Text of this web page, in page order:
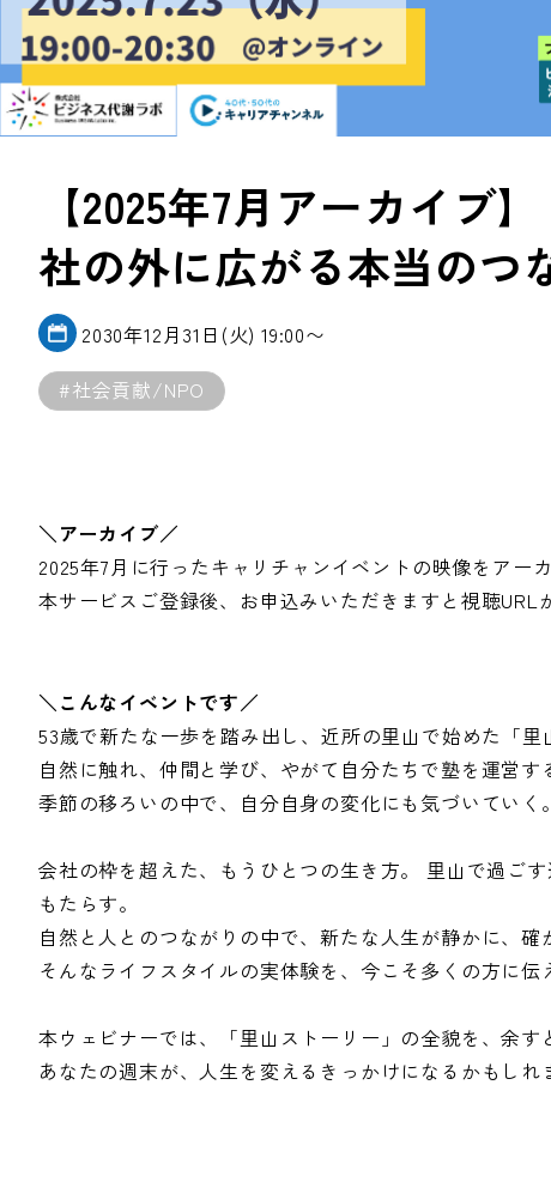
【2025年7月アーカイブ
社の外に広がる本当のつ
2030年12月31日(火) 19:00〜
#社会貢献/NPO
＼アーカイブ／
2025年7月に行ったキャリチャンイベントの映像をアー
本サービスご登録後、お申込みいただきますと視聴URL
＼こんなイベントです／
53歳で新たな一歩を踏み出し、近所の里山で始めた「里
自然に触れ、仲間と学び、やがて自分たちで塾を運営す
季節の移ろいの中で、自分自身の変化にも気づいていく
会社の枠を超えた、もうひとつの生き方。​ 里山で過ご
もたらす。​
自然と人とのつながりの中で、新たな人生が静かに、確
そんなライフスタイルの実体験を、今こそ多くの方に伝
本ウェビナーでは、「里山ストーリー」の全貌を、余す
あなたの週末が、人生を変えるきっかけになるかもしれ